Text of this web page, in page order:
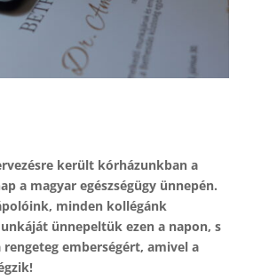
került kórházunkban a
a magyar egészségügy ünnepén.
minden kollégánk
ünnepeltük ezen a napon, s
emberségért, amivel a